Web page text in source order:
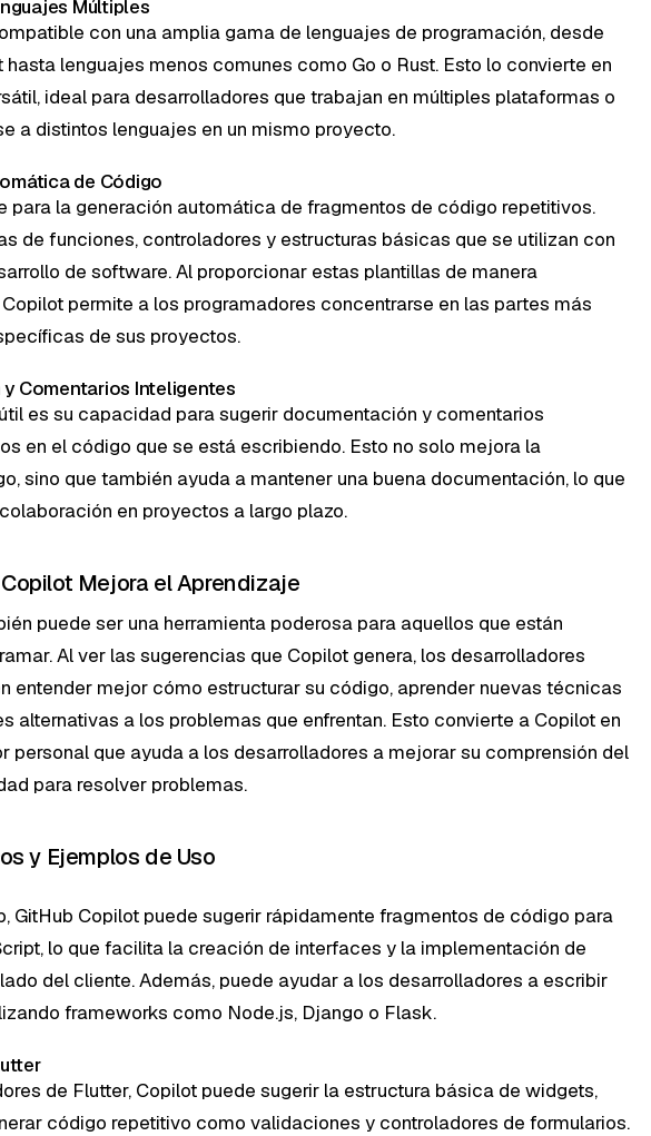
Múltiples
con una amplia gama de lenguajes de programación, desde
hasta lenguajes menos comunes como Go o Rust. Esto lo convierte en
ideal para desarrolladores que trabajan en múltiples plataformas o
a distintos lenguajes en un mismo proyecto.
de Código
para la generación automática de fragmentos de código repetitivos.
de funciones, controladores y estructuras básicas que se utilizan con
de software. Al proporcionar estas plantillas de manera
permite a los programadores concentrarse en las partes más
de sus proyectos.
Comentarios Inteligentes
es su capacidad para sugerir documentación y comentarios
en el código que se está escribiendo. Esto no solo mejora la
sino que también ayuda a mantener una buena documentación, lo que
en proyectos a largo plazo.
Mejora el Aprendizaje
puede ser una herramienta poderosa para aquellos que están
Al ver las sugerencias que Copilot genera, los desarrolladores
entender mejor cómo estructurar su código, aprender nuevas técnicas
alternativas a los problemas que enfrentan. Esto convierte a Copilot en
personal que ayuda a los desarrolladores a mejorar su comprensión del
para resolver problemas.
y Ejemplos de Uso
GitHub Copilot puede sugerir rápidamente fragmentos de código para
lo que facilita la creación de interfaces y la implementación de
del cliente. Además, puede ayudar a los desarrolladores a escribir
frameworks como Node.js, Django o Flask.
de Flutter, Copilot puede sugerir la estructura básica de widgets,
código repetitivo como validaciones y controladores de formularios.